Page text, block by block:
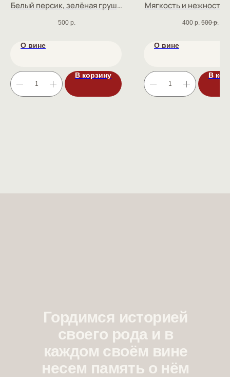
Белый персик, зелёная груша,
500 р.
О вине
В корзину
Мягкость и нежность,
400 р. 500 р.
О вине
В
Гордимся историей
своего рода и в
каждом своём вине
несем память о нём